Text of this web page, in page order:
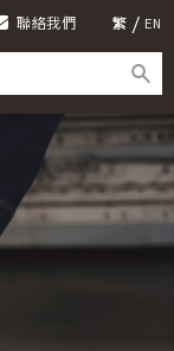
繁 EN
聯絡我們